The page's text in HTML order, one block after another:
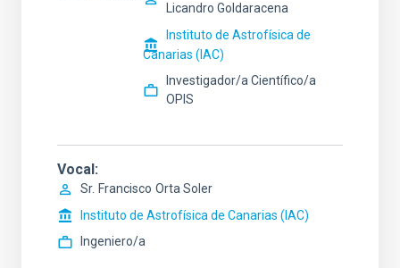
Licandro Goldaracena
Instituto de Astrofísica de
Canarias (IAC)
Investigador/a Científico/a
OPIS
Vocal
Sr. Francisco Orta Soler
Instituto de Astrofísica de Canarias (IAC)
Ingeniero/a